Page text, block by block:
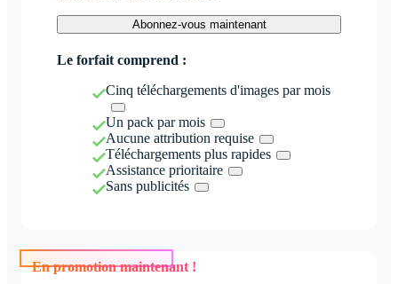
Abonnez-vous maintenant
Le forfait comprend :
Cinq téléchargements d'images par mois
Un pack par mois
Aucune attribution requise
Téléchargements plus rapides
Assistance prioritaire
Sans publicités
En promotion maintenant !